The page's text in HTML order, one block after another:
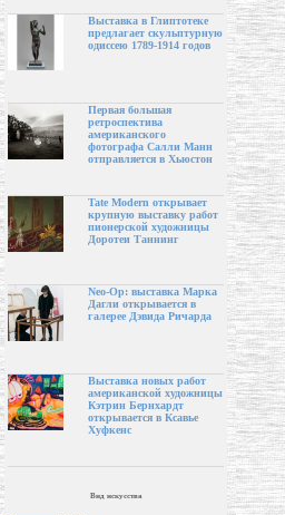
Выставка в Глиптотеке
предлагает скульптурную
одиссею 1789-1914 годов
Первая большая
ретроспектива
американского
фотографа Салли Манн
отправляется в Хьюстон
Tate Modern открывает
крупную выставку работ
пионерской художницы
Доротеи Таннинг
Neo-Op: выставка Марка
Дагли открывается в
галерее Дэвида Ричарда
Выставка новых работ
американской художницы
Кэтрин Бернхардт
открывается в Ксавье
Хуфкенс
Вид искусства